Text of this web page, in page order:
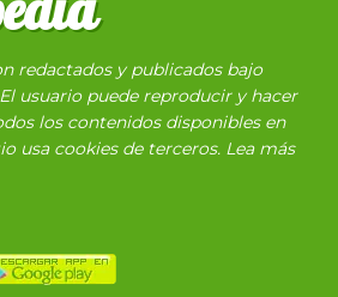
redactados y publicados bajo
usuario puede reproducir y hacer
los contenidos disponibles en
usa cookies de terceros. Lea más